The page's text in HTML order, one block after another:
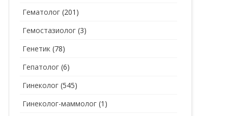
Гематолог (201)
Гемостазиолог (3)
Генетик (78)
Гепатолог (6)
Гинеколог (545)
Гинеколог-маммолог (1)